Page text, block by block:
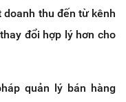
thu đến từ kênh
đổi hợp lý hơn cho
quản lý bán hàng